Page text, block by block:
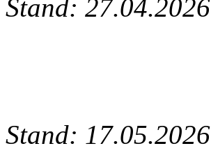
Stand: 27.04.2026
Stand: 17.05.2026